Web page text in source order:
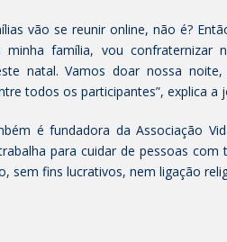
vão se reunir online, não é?
minha família, vou confraternizar
natal. Vamos doar nossa
todos os participantes”, explica a
é fundadora da Associação
para cuidar de pessoas
sem fins lucrativos, nem ligação